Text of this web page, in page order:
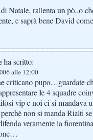
Natale, rallenta un pò..o
e saprà bene David
ha scritto:
alle 12:00
criticano pupo…guardate
le 4 squadre
vip e noi ci si mandava
non si manda Rialti
veramente la